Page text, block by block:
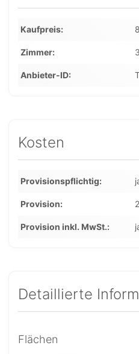
Kaufpreis
Zimmer
Anbieter-ID
Kosten
Provisionspflichtig
Provision
Provision inkl. MwSt.
Detaillierte
Flächen